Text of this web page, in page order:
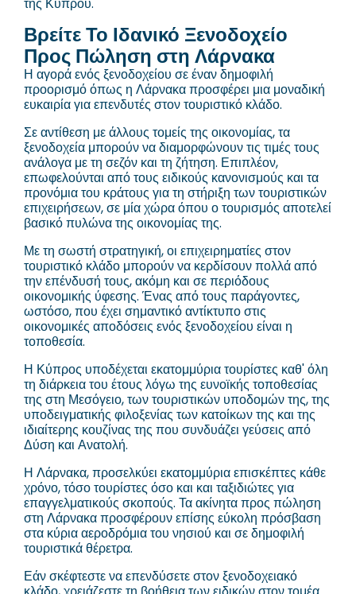
Βρείτε Το Ιδανικό Ξενοδοχείο
Προς Πώληση στη Λάρνακα
Η αγορά ενός ξενοδοχείου σε έναν δημοφιλή
προορισμό όπως η Λάρνακα προσφέρει μια μοναδική
ευκαιρία για επενδυτές στον τουριστικό κλάδο.
Σε αντίθεση με άλλους τομείς της οικονομίας, τα
ξενοδοχεία μπορούν να διαμορφώνουν τις τιμές τους
ανάλογα με τη σεζόν και τη ζήτηση. Επιπλέον,
επωφελούνται από τους ειδικούς κανονισμούς και τα
προνόμια του κράτους για τη στήριξη των τουριστικών
επιχειρήσεων, σε μία χώρα όπου ο τουρισμός αποτελεί
βασικό πυλώνα της οικονομίας της.
Με τη σωστή στρατηγική, οι επιχειρηματίες στον
τουριστικό κλάδο μπορούν να κερδίσουν πολλά από
την επένδυσή τους, ακόμη και σε περιόδους
οικονομικής ύφεσης. Ένας από τους παράγοντες,
ωστόσο, που έχει σημαντικό αντίκτυπο στις
οικονομικές αποδόσεις ενός ξενοδοχείου είναι η
τοποθεσία.
Η Κύπρος υποδέχεται εκατομμύρια τουρίστες καθ' όλη
τη διάρκεια του έτους λόγω της ευνοϊκής τοποθεσίας
της στη Μεσόγειο, των τουριστικών υποδομών της, της
υποδειγματικής φιλοξενίας των κατοίκων της και της
ιδιαίτερης κουζίνας της που συνδυάζει γεύσεις από
Δύση και Ανατολή.
Η Λάρνακα, προσελκύει εκατομμύρια επισκέπτες κάθε
χρόνο, τόσο τουρίστες όσο και και ταξιδιώτες για
επαγγελματικούς σκοπούς. Τα ακίνητα προς πώληση
στη Λάρνακα προσφέρουν επίσης εύκολη πρόσβαση
στα κύρια αεροδρόμια του νησιού και σε δημοφιλή
τουριστικά θέρετρα.
Εάν σκέφτεστε να επενδύσετε στον ξενοδοχειακό